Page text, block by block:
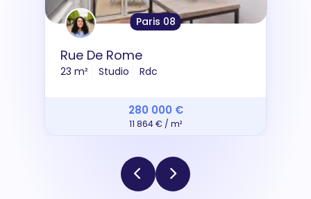
Paris 08
Rue De Rome
23 m² Studio Rdc
280 000 €
11 864 € / m²